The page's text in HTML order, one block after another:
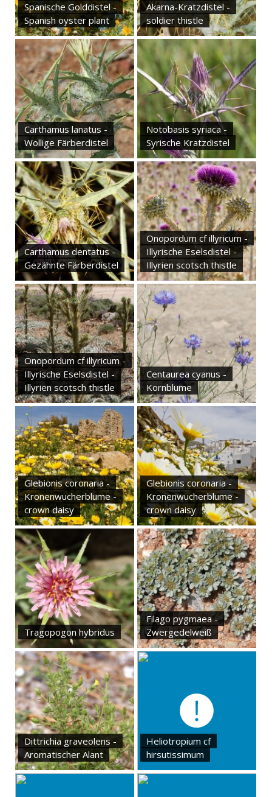
Spanische Golddistel -
Spanish oyster plant
Akarna-Kratzdistel -
soldier thistle
Carthamus lanatus -
Wollige Färberdistel
Notobasis syriaca -
Syrische Kratzdistel
Carthamus dentatus -
Gezähnte Färberdistel
Onopordum cf illyricum -
Illyrische Eselsdistel -
Illyrien scotsch thistle
Onopordum cf illyricum -
Illyrische Eselsdistel -
Illyrien scotsch thistle
Centaurea cyanus -
Kornblume
Glebionis coronaria -
Kronenwucherblume -
crown daisy
Glebionis coronaria -
Kronenwucherblume -
crown daisy
Tragopogon hybridus
Filago pygmaea -
Zwergedelweiß
Dittrichia graveolens -
Aromatischer Alant
Heliotropium cf
hirsutissimum